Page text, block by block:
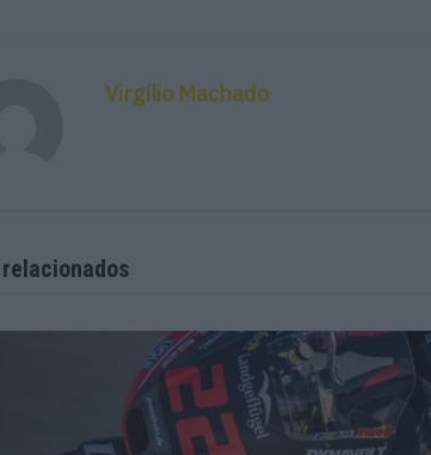
Virgílio Machado